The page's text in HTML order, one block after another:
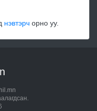
нэвтэрч орно уу.